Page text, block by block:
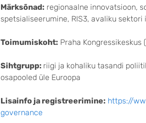
Märksõnad: regionaalne innovatsioon,
spetsialiseerumine, RIS3, avaliku sektori
Toimumiskoht: Praha Kongressikeskus
Sihtgrupp: riigi ja kohaliku tasandi
osapooled üle Euroopa
Lisainfo ja registreerimine: https://
governance